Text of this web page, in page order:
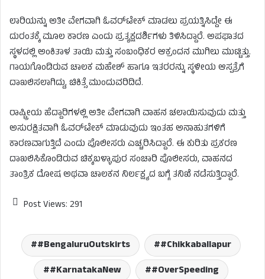
ಲಾರಿಯನ್ನು ಅತೀ ವೇಗವಾಗಿ ಓವರ್‌ಟೇಕ್ ಮಾಡಲು ಪ್ರಯತ್ನಿಸಿದ್ದೇ ಈ
ದುರಂತಕ್ಕೆ ಮೂಲ ಕಾರಣ ಎಂದು ಪ್ರತ್ಯಕ್ಷದರ್ಶಿಗಳು ತಿಳಿಸಿದ್ದಾರೆ. ಅಪಘಾತದ
ಸ್ಥಳದಲ್ಲಿ ಅಂಕಿತಾಳ ತಾಯಿ ಮತ್ತು ಸಂಬಂಧಿಕರ ಆಕ್ರಂದನ ಮುಗಿಲು ಮುಟ್ಟಿತ್ತು.
ಗಾಯಗೊಂಡಿರುವ ಚಾಲಕ ಮಹೇಶ್ ಹಾಗೂ ಇತರರನ್ನು ಸ್ಥಳೀಯ ಆಸ್ಪತ್ರೆಗೆ
ದಾಖಲಿಸಲಾಗಿದ್ದು, ಚಿಕಿತ್ಸೆ ಮುಂದುವರಿದಿದೆ.
ರಾಷ್ಟ್ರೀಯ ಹೆದ್ದಾರಿಗಳಲ್ಲಿ ಅತೀ ವೇಗವಾಗಿ ವಾಹನ ಚಲಾಯಿಸುವುದು ಮತ್ತು
ಅಸುರಕ್ಷಿತವಾಗಿ ಓವರ್‌ಟೇಕ್ ಮಾಡುವುದು ಇಂತಹ ಅನಾಹುತಗಳಿಗೆ
ಕಾರಣವಾಗುತ್ತಿದೆ ಎಂದು ಪೊಲೀಸರು ಎಚ್ಚರಿಸಿದ್ದಾರೆ. ಈ ಕುರಿತು ಪ್ರಕರಣ
ದಾಖಲಿಸಿಕೊಂಡಿರುವ ಚಿಕ್ಕಬಳ್ಳಾಪುರ ಸಂಚಾರಿ ಪೊಲೀಸರು, ವಾಹನದ
ತಾಂತ್ರಿಕ ದೋಷ ಅಥವಾ ಚಾಲಕನ ನಿರ್ಲಕ್ಷ್ಯದ ಬಗ್ಗೆ ತನಿಖೆ ನಡೆಸುತ್ತಿದ್ದಾರೆ.
Post Views: 291
#BengaluruOutskirts
#Chikkaballapur
#KarnatakaNew
#OverSpeeding